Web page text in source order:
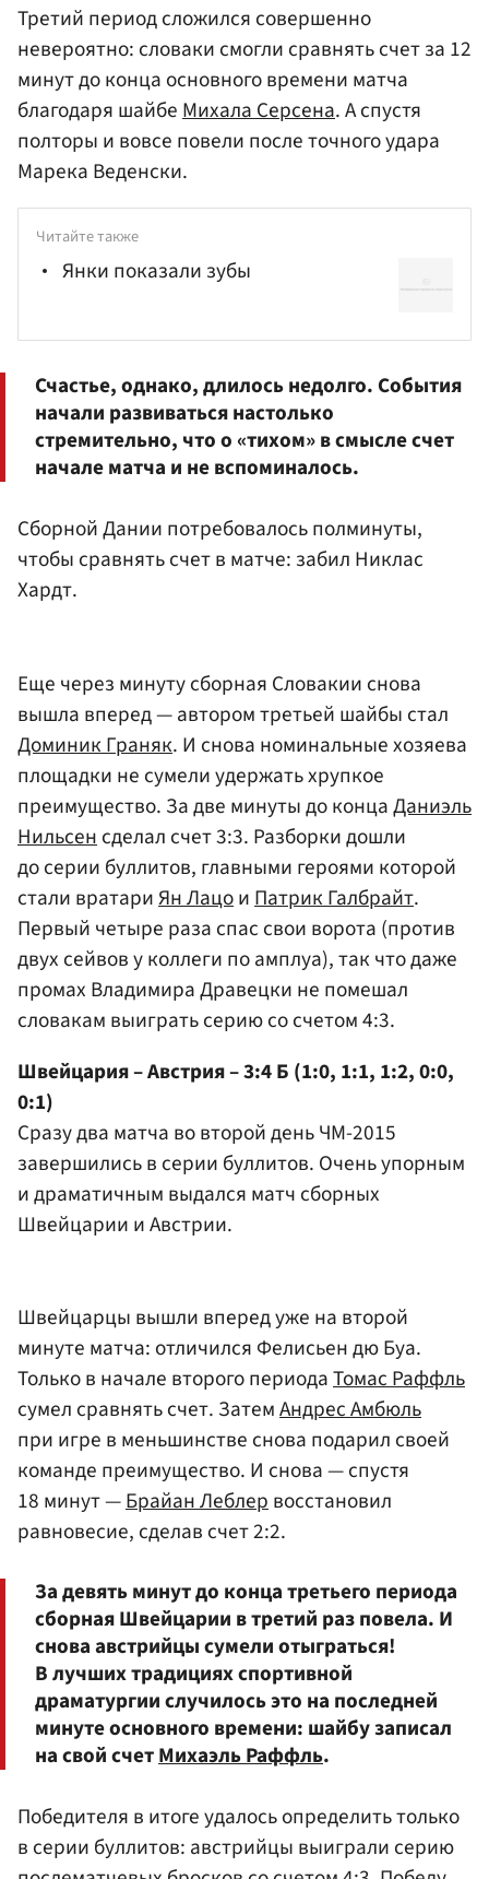
Третий период сложился совершенно
невероятно: словаки смогли сравнять счет за 12
минут до конца основного времени матча
благодаря шайбеМихала Серсена. А спустя
полторы и вовсе повели после точного удара
Марека Веденски.
Читайте также
Янки показали зубы
Счастье, однако, длилось недолго. События
начали развиваться настолько
стремительно, что о «тихом» в смысле счет
начале матча и не вспоминалось.
Сборной Дании потребовалось полминуты,
чтобы сравнять счет в матче: забил Никлас
Хардт.
Еще через минуту сборная Словакии снова
вышла вперед — автором третьей шайбы стал
Доминик Граняк. И снова номинальные хозяева
площадки не сумели удержать хрупкое
преимущество. За две минуты до концаДаниэль
Нильсенсделал счет 3:3. Разборки дошли
до серии буллитов, главными героями которой
стали вратариЯн ЛацоиПатрик Галбрайт.
Первый четыре раза спас свои ворота (против
двух сейвов у коллеги по амплуа), так что даже
промах Владимира Дравецки не помешал
словакам выиграть серию со счетом 4:3.
Швейцария – Австрия – 3:4 Б (1:0, 1:1, 1:2, 0:0,
0:1)
Сразу два матча во второй день ЧМ-2015
завершились в серии буллитов. Очень упорным
и драматичным выдался матч сборных
Швейцарии и Австрии.
Швейцарцы вышли вперед уже на второй
минуте матча: отличился Фелисьен дю Буа.
Только в начале второго периодаТомас Раффль
сумел сравнять счет. ЗатемАндрес Амбюль
при игре в меньшинстве снова подарил своей
команде преимущество. И снова — спустя
18 минут —Брайан Леблервосстановил
равновесие, сделав счет 2:2.
За девять минут до конца третьего периода
сборная Швейцарии в третий раз повела. И
снова австрийцы сумели отыграться!
В лучших традициях спортивной
драматургии случилось это на последней
минуте основного времени: шайбу записал
на свой счетМихаэль Раффль.
Победителя в итоге удалось определить только
в серии буллитов: австрийцы выиграли серию